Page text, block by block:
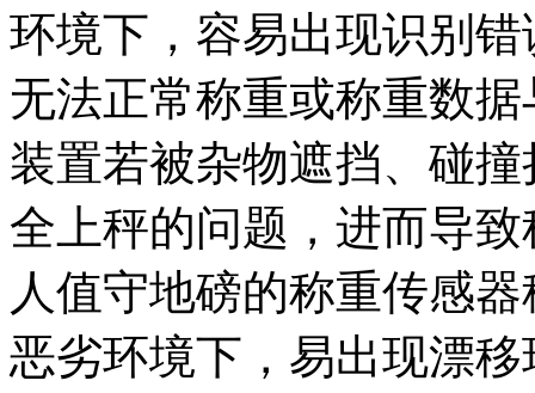
环境下，容易出现识别
无法正常称重或称重数
装置若被杂物遮挡、碰
全上秤的问题，进而导
人值守地磅的称重传感
恶劣环境下，易出现漂